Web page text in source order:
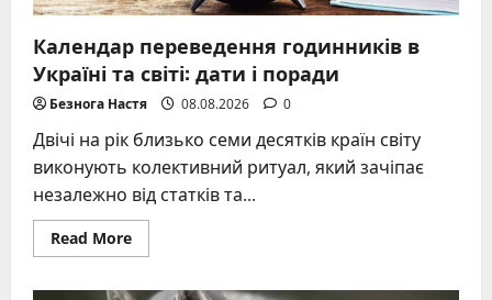
Календар переведення годинників в
Україні та світі: дати і поради
Безнога Настя 08.08.2026 0
Двічі на рік близько семи десятків країн світу
виконують колективний ритуал, який зачіпає
незалежно від статків та...
Read MoreRead
more